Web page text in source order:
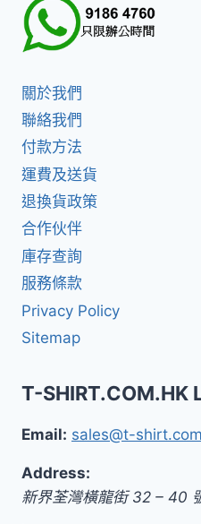
關於我們
聯絡我們
付款方法
運費及送貨
退換貨政策
合作伙伴
庫存查詢
服務條款
Privacy Policy
Sitemap
T-SHIRT.COM.HK
Email: sales@t-
Address:
新界荃灣橫龍街 32 – 40